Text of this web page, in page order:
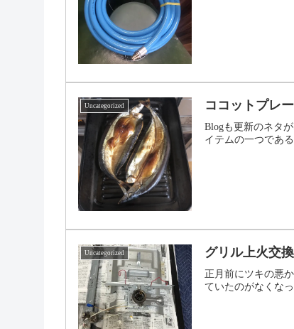
Uncategorized ココットプレ
Blogも更新のネタ
イテムの一つであ
Uncategorized グリル上火交換
正月前にツキの悪
ていたのがなくな